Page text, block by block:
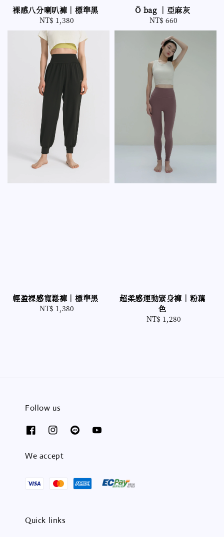
裸感八分喇叭褲｜標準黑
Regular
price
NT$ 1,380
Ö bag ｜亞麻灰
Regular
price
NT$ 660
輕盈裸感寬鬆褲｜標準黑
Regular
NT$ 1,380
超柔感運動緊身褲｜粉藕
色
Regular
NT$ 1,280
Follow us
We accept
Quick links